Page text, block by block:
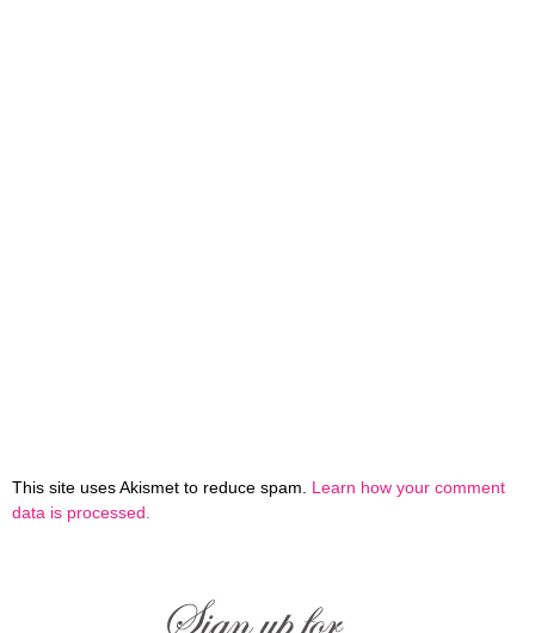
This site uses Akismet to reduce spam. Learn how your comment
data is processed.